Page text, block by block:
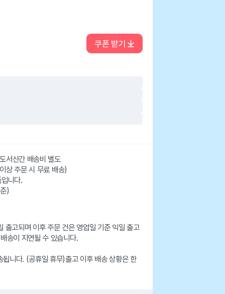
쿠폰 받기
서산간 배송비 별도
상 주문 시 무료 배송)
니다.
)
출고되며 이후 주문 건은 영업일 기준 익일 출고
송이 지연될 수 있습니다.
니다. (공휴일 휴무)출고 이후 배송 상황은 한